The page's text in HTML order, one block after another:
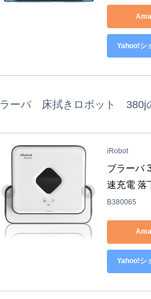
Yahoo!シ
ーバ 床拭きロボット 380j
iRobot
ブラーバ
速充電 落
B380065
Yahoo!シ